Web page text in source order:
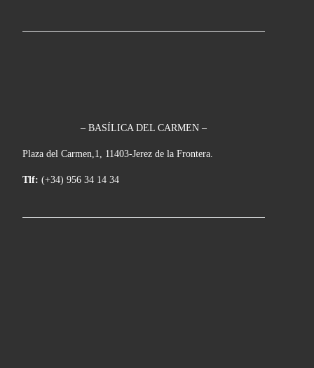
– BASÍLICA DEL CARMEN –
Plaza del Carmen,1, 11403-Jerez de la Frontera.
Tlf: (+34) 956 34 14 34